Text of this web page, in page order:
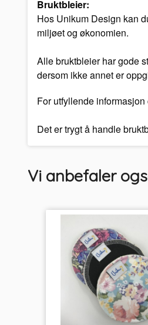
Bruktbleier:
Hos Unikum Design kan
miljøet og økonomien.
Alle bruktbleier har gode
dersom ikke annet er
For utfyllende
Det er trygt å handle
Vi anbefaler